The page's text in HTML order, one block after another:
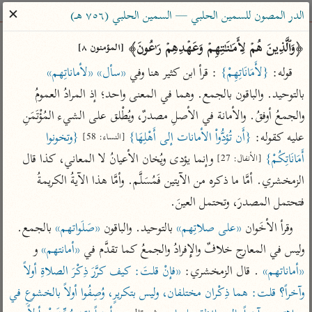
ساهم معنا في نشر القرآن والعلم الشرعي
الباحث القرآني
بحث تفسير علوم مصاحف معاجم
Type 2 or more characters for results.
Type 1 or more
characters for results.
أمّهات
تفسير الطبري
تفسير ابن كثير
تفسير القرطبي
تفسير البغوي
عامّة
فتح البيان للقنوجي
فتح القدير للشوكاني
تفسير ابن جزي
موسوعات
معاصرة
المختصر في
التفسير
تفسير السعدي
أيسر التفاسير
الدر المصون للسمين الحلبي — السمين الحلبي (٧٥٦ هـ)
✕
﴿وَٱلَّذِینَ هُمۡ لِأَمَـٰنَـٰتِهِمۡ وَعَهۡدِهِمۡ رَ ٰ⁠عُونَ﴾ [المؤمنون ٨]
قوله: {لأَمَانَاتِهِمْ} : قرأ ابن كثير هنا وفي «سأل» «لأماناتِهم»
عليه كقوله: {أَن تُؤدُّواْ الأمانات إلى أَهْلِهَا} [النساء: 58]
أَمَانَاتِكُمْ} [الأنفال: 27]
فتحتمل المصدرَ، وتحتمل العينَ.
وقرأ الأخَوان «على صلاتِهم» بالتوحيد. والباقون «صَلَواتهم»
وليس في المعارج خلافٌ والإِفرادُ والجمعُ كما تقدَّم في «أمانتهم» و
«أماناتهم» . قال الزمخشري: